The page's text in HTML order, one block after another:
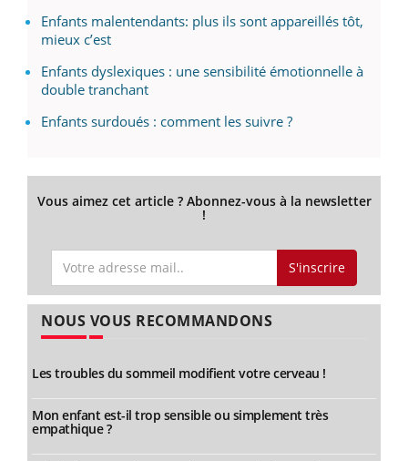
Enfants malentendants: plus ils sont appareillés tôt,
mieux c’est
Enfants dyslexiques : une sensibilité émotionnelle à
double tranchant
Enfants surdoués : comment les suivre ?
Vous aimez cet article ? Abonnez-vous à la newsletter
!
S'inscrire
NOUS VOUS RECOMMANDONS
Les troubles du sommeil modifient votre cerveau !
Mon enfant est-il trop sensible ou simplement très
empathique ?